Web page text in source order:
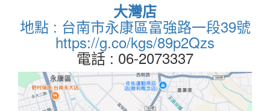
大灣店
地點 : 台南市永康區富強路一段39號
https://g.co/kgs/89p2Qzs
電話 : 06-2073337